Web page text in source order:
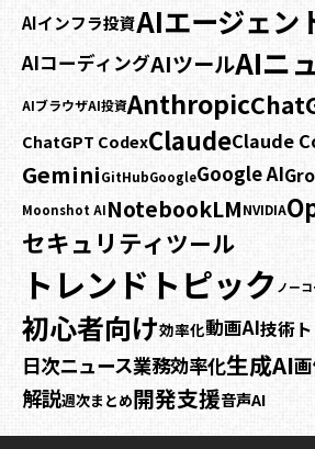
AIインフラ投資AIエージェン
AIコーディングAIツールAIニ
AIブラウザAI投資Anthropic
ChatGPT CodexClaudeClaude
GeminiGitHubGoogleGoogle AI
Moonshot AINotebookLMNVIDIA
セキュリティツール
トレンドトピック ノー
初心者向け効率化動画AI技術
日次ニュース業務効率化生成AI
解説週次まとめ開発支援音声AI